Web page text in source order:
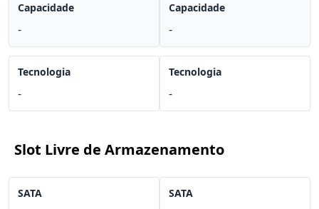
Capacidade
-
Tecnologia
-
Capacidade
-
Tecnologia
-
Slot Livre de Armazenamento
SATA SATA